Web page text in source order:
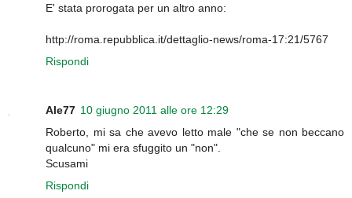
E' stata prorogata per un altro anno:
http://roma.repubblica.it/dettaglio-news/roma-17:21/5767
Rispondi
Ale77 10 giugno 2011 alle ore 12:29
Roberto, mi sa che avevo letto male "che se non beccano
qualcuno" mi era sfuggito un "non".
Scusami
Rispondi